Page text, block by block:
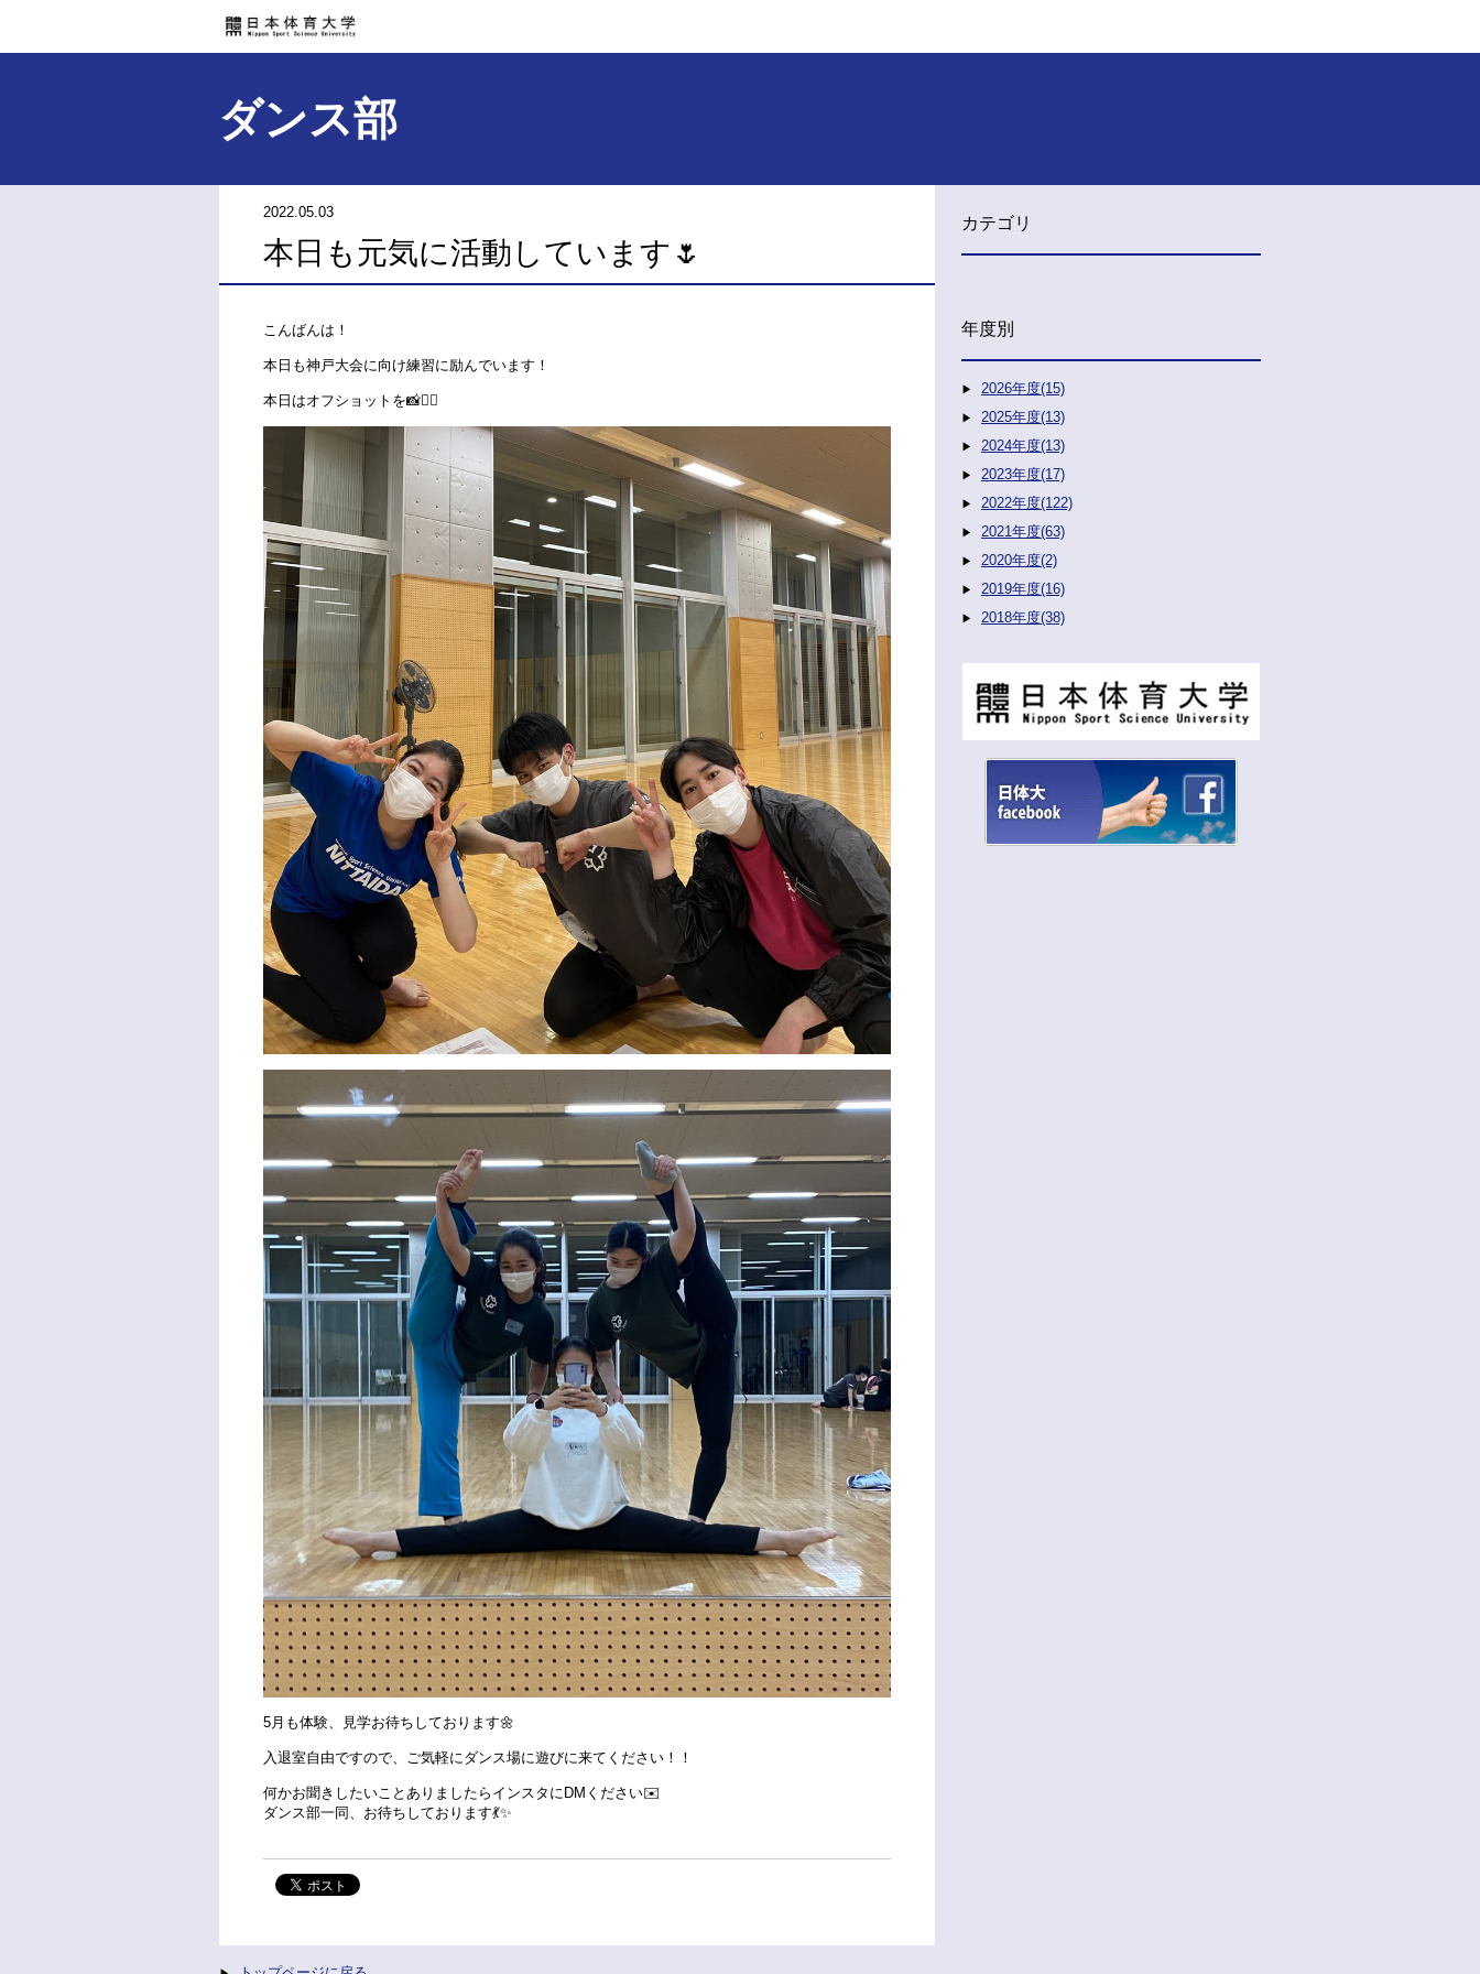
ダンス部
2022.05.03
本日も元気に活動しています🌷
こんばんは！
本日も神戸大会に向け練習に励んでいます！
本日はオフショットを📸❤️‍🔥
5月も体験、見学お待ちしております🌼
入退室自由ですので、ご気軽にダンス場に遊びに来てください！！
何かお聞きしたいことありましたらインスタにDMください✉️
ダンス部一同、お待ちしております💃✨
カテゴリ
年度別
2026年度(15)
2025年度(13)
2024年度(13)
2023年度(17)
2022年度(122)
2021年度(63)
2020年度(2)
2019年度(16)
2018年度(38)